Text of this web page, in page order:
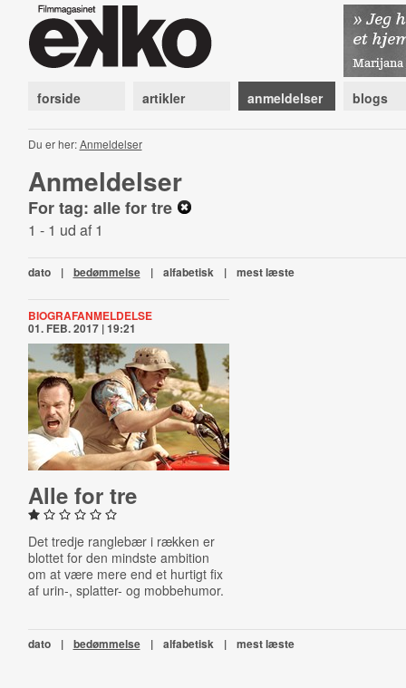
forside artikler anmeldelser blogs
Du er her:Anmeldelser
Anmeldelser
For tag: alle for tre
1 - 1 ud af 1
dato | bedømmelse | alfabetisk | mest læste
BIOGRAFANMELDELSE
01. FEB. 2017 | 19:21
Alle for tre
Det tredje ranglebær i rækken er
blottet for den mindste ambition
om at være mere end et hurtigt fix
af urin-, splatter- og mobbehumor.
dato | bedømmelse | alfabetisk | mest læste